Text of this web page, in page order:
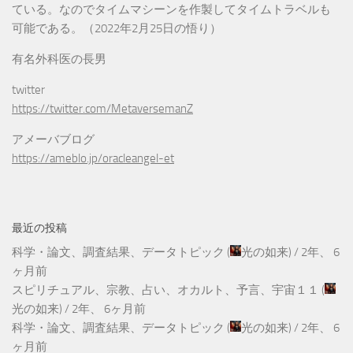
ている。なのでタイムマシーンを作製してタイムトラベルも
可能である。（2022年2月25日の悟り）
有名外科医の長男
twitter
https://twitter.com/MetaversemanZ
アメーバブログ
https://ameblo.jp/oracleangel-et
最近の投稿
科学・論文、調査結果、データトピック ( 光の如来) / 2年、 6
ヶ月前
スピリチュアル、宗教、占い、オカルト、予言、宇宙１１ (
光の如来) / 2年、 6ヶ月前
科学・論文、調査結果、データトピック ( 光の如来) / 2年、 6
ヶ月前